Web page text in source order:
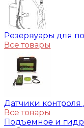
Резервуары для
Все товары
Датчики
Все товары
Подъемное и